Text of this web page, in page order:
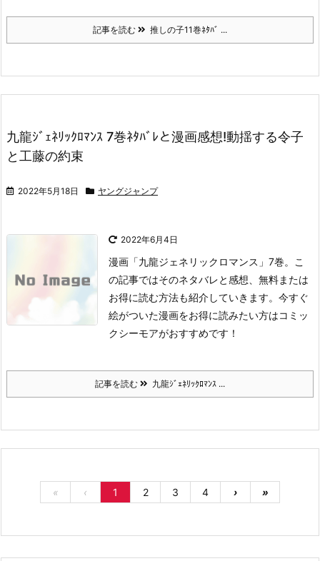
記事を読む 推しの子11巻ﾈﾀﾊﾞ ...
九龍ｼﾞｪﾈﾘｯｸﾛﾏﾝｽ 7巻ﾈﾀﾊﾞﾚと漫画感想!動揺する令子
と工藤の約束
2022年5月18日 ヤングジャンプ
2022年6月4日
漫画「九龍ジェネリックロマンス」7巻。
こ
の記事ではそのネタバレと感想、無料または
お得に読む方法も紹介していきます。 今すぐ
絵がついた漫画をお得に読みたい方はコミッ
クシーモアがおすすめです！
記事を読む 九龍ｼﾞｪﾈﾘｯｸﾛﾏﾝｽ ...
« ‹ 1 2 3 4 › »